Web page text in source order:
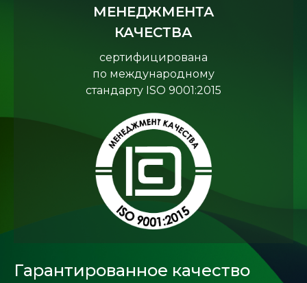
МЕНЕДЖМЕНТА
КАЧЕСТВА
сертифицирована
по международному
стандарту ISO 9001:2015
Гарантированное качество